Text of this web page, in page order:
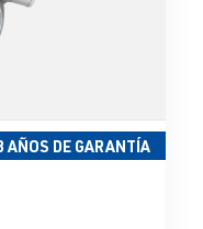
AÑOS DE GARANTÍA